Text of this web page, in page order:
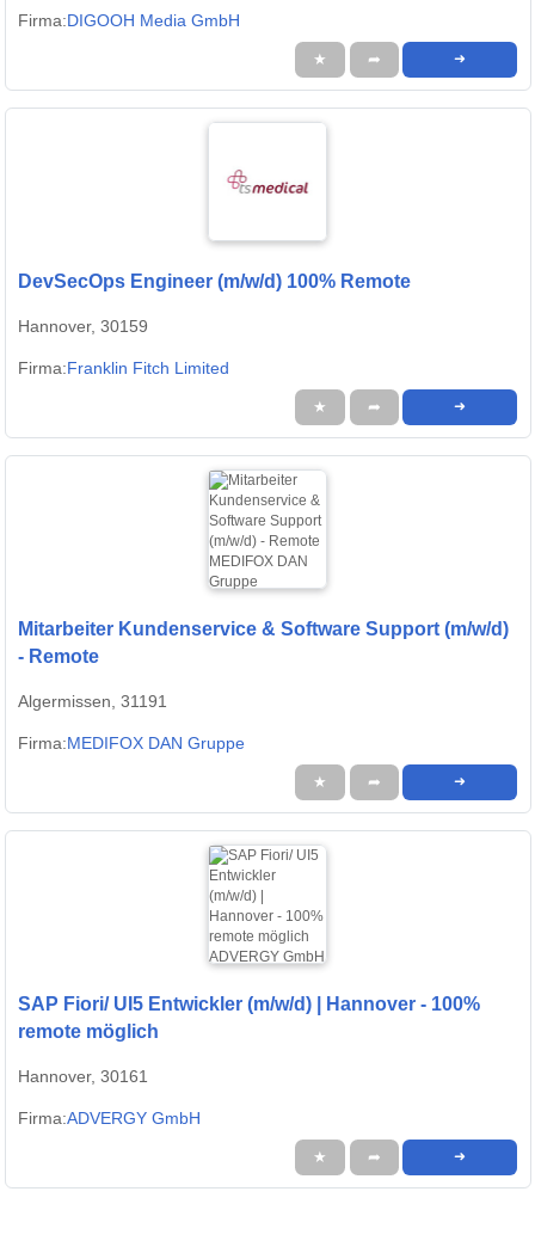
Firma:DIGOOH Media GmbH
★ ➦ ➜
DevSecOps Engineer (m/w/d) 100% Remote
Hannover, 30159
Firma:Franklin Fitch Limited
★ ➦ ➜
Mitarbeiter Kundenservice & Software Support (m/w/d)
- Remote
Algermissen, 31191
Firma:MEDIFOX DAN Gruppe
★ ➦ ➜
SAP Fiori/ UI5 Entwickler (m/w/d) | Hannover - 100%
remote möglich
Hannover, 30161
Firma:ADVERGY GmbH
★ ➦ ➜